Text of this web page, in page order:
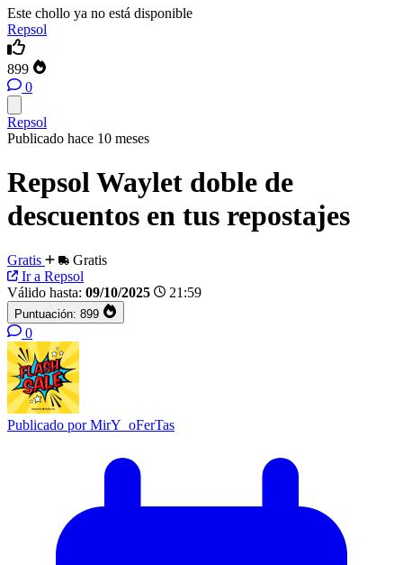
Este chollo ya no está disponible
Repsol
899
0
Repsol
Publicado hace 10 meses
Repsol Waylet doble de
descuentos en tus repostajes
Gratis
Gratis
Ir a Repsol
Válido hasta: 09/10/2025 21:59
Puntuación: 899
0
Publicado porMirY_oFerTas